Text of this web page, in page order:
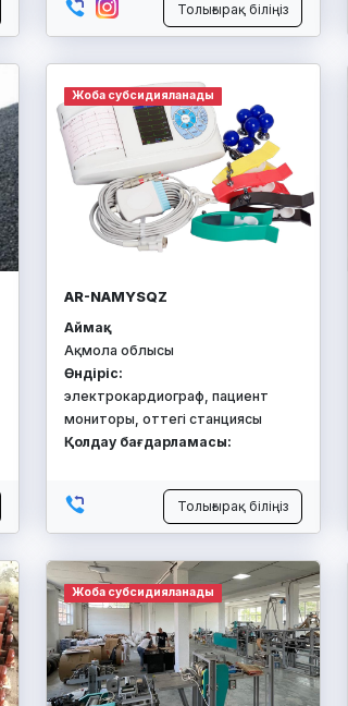
Толығырақ біліңіз
Жоба субсидияланады
AR-NAMYSQZ
Аймақ:
Ақмола облысы
Өндіріс:
электрокардиограф, пациент
мониторы, оттегі станциясы
Қолдау бағдарламасы:
Толығырақ біліңіз
Жоба субсидияланады